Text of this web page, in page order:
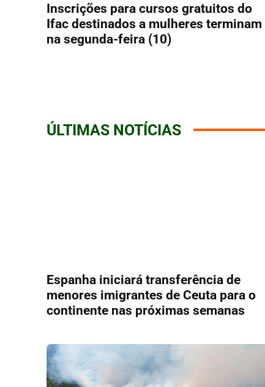
Inscrições para cursos gratuitos do
Ifac destinados a mulheres terminam
na segunda-feira (10)
ÚLTIMAS NOTÍCIAS
Espanha iniciará transferência de
menores imigrantes de Ceuta para o
continente nas próximas semanas